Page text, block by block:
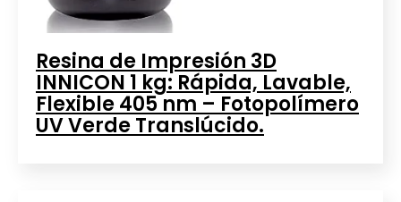
Resina de Impresión 3D
INNICON 1 kg: Rápida, Lavable,
Flexible 405 nm – Fotopolímero
UV Verde Translúcido.